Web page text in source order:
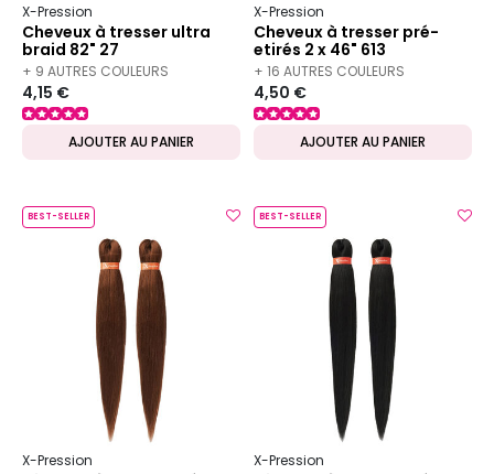
X-Pression
Cheveux à tresser ultra
braid 82" 27
+ 9 AUTRES COULEURS
DISPONIBLES
4,15 €
AJOUTER AU PANIER
X-Pression
Cheveux à tresser pré-
etirés 2 x 46" 613
+ 16 AUTRES COULEURS
DISPONIBLES
4,50 €
AJOUTER AU PANIER
BEST-SELLER
X-Pression
BEST-SELLER
X-Pression